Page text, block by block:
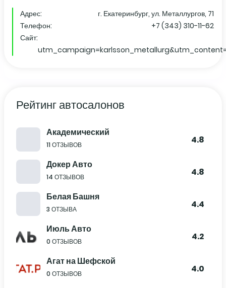
Адрес:
г. Екатеринбург, ул. Металлургов, 71
Телефон:
+7 (343) 310-11-62
Сайт:
Рейтинг автосалонов
Академический
11 ОТЗЫВОВ 4.8
Докер Авто
14 ОТЗЫВОВ 4.8
Белая Башня
3 ОТЗЫВА 4.4
Июль Авто
0 ОТЗЫВОВ 4.2
Агат на Шефской
0 ОТЗЫВОВ 4.0